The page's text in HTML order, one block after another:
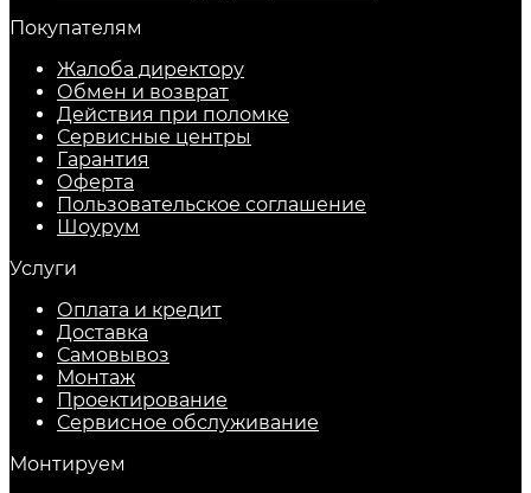
Покупателям
Жалоба директору
Обмен и возврат
Действия при поломке
Сервисные центры
Гарантия
Оферта
Пользовательское соглашение
Шоурум
Услуги
Оплата и кредит
Доставка
Самовывоз
Монтаж
Проектирование
Сервисное обслуживание
Монтируем